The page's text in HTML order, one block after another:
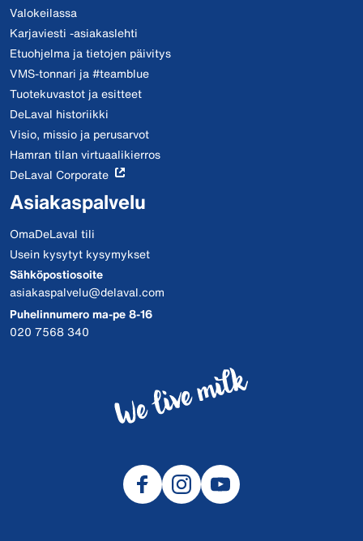
Valokeilassa
Karjaviesti -asiakaslehti
Etuohjelma ja tietojen päivitys
VMS-tonnari ja #teamblue
Tuotekuvastot ja esitteet
DeLaval historiikki
Visio, missio ja perusarvot
Hamran tilan virtuaalikierros
DeLaval Corporate
Asiakaspalvelu
OmaDeLaval tili
Usein kysytyt kysymykset
Sähköpostiosoite
asiakaspalvelu@delaval.com
Puhelinnumero ma-pe 8-16
020 7568 340